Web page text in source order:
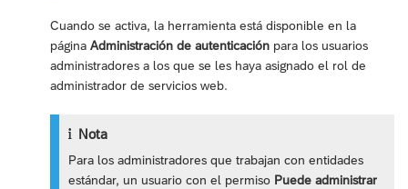
Cuando se activa, la herramienta está disponible en la
página Administración de autenticación para los usuarios
administradores a los que se les haya asignado el rol de
administrador de servicios web.
Nota
Para los administradores que trabajan con entidades
estándar, un usuario con el permiso Puede administrar